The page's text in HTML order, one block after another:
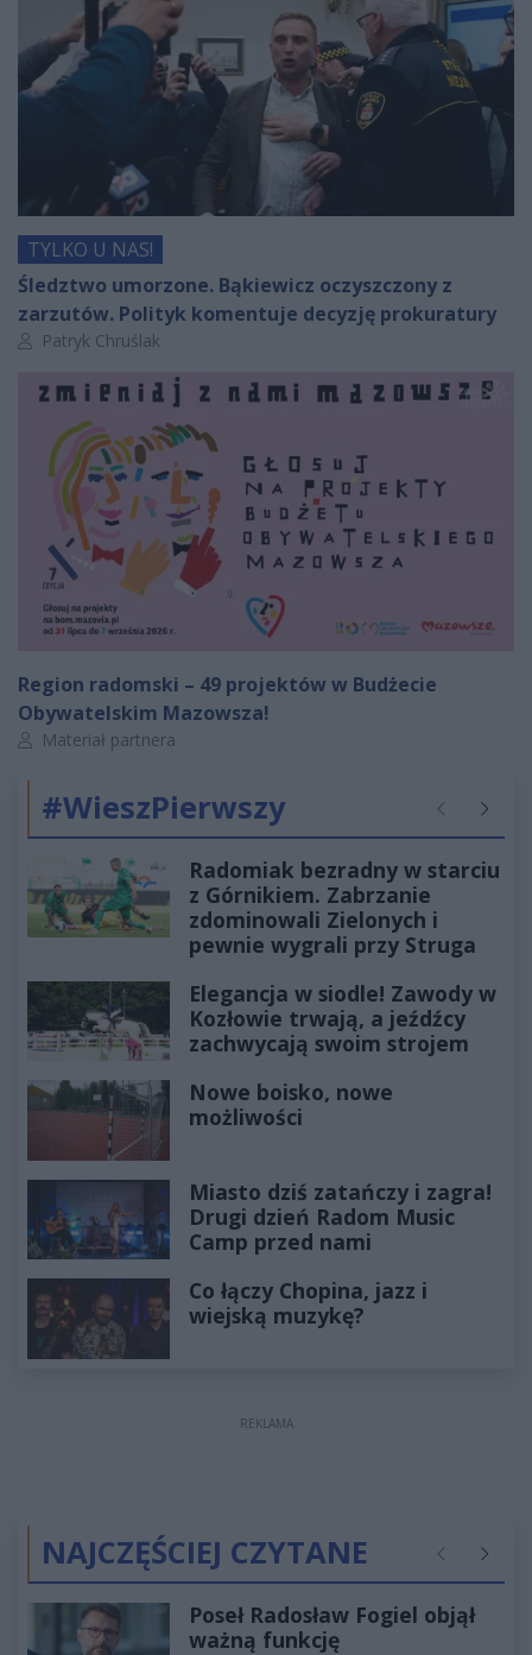
TYLKO U NAS!
Śledztwo umorzone. Bąkiewicz oczyszczony z
zarzutów. Polityk komentuje decyzję prokuratury
Autor artykułu:
Patryk Chruślak
Region radomski – 49 projektów w Budżecie
Obywatelskim Mazowsza!
Autor artykułu:
Materiał partnera
#WieszPierwszy Poprzednie
Radomiak bezradny w starciu
z Górnikiem. Zabrzanie
zdominowali Zielonych i
pewnie wygrali przy Struga
Elegancja w siodle! Zawody w
Kozłowie trwają, a jeźdźcy
zachwycają swoim strojem
Nowe boisko, nowe
możliwości
Miasto dziś zatańczy i zagra!
Drugi dzień Radom Music
Camp przed nami
Co łączy Chopina, jazz i
wiejską muzykę?
REKLAMA
NAJCZĘŚCIEJ CZYTANE Poprzednie
Poseł Radosław Fogiel objął
ważną funkcję